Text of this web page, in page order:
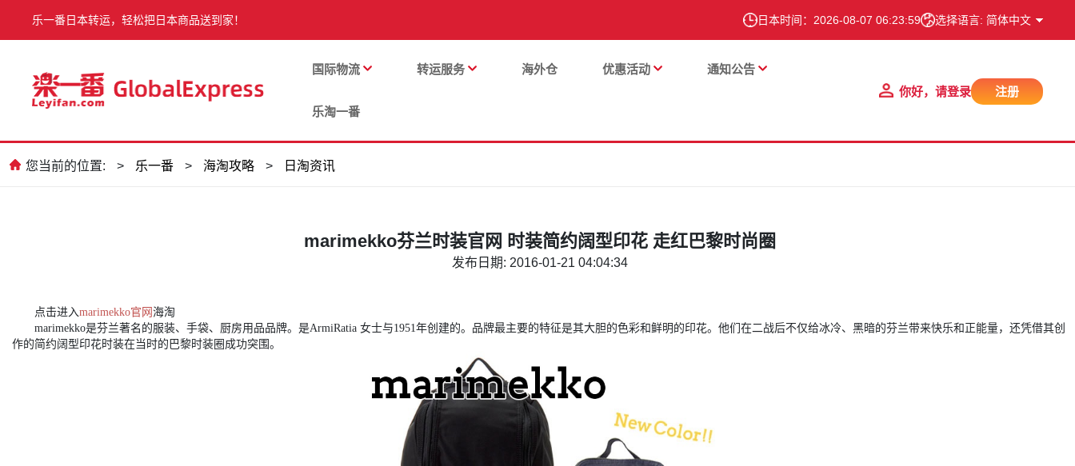
乐一番日本转运，轻松把日本商品送到家！ 日本时间： 2026-08-07 06:23:59 选择语言: 简体中文
国际物流 转运服务 海外仓 优惠活动 通知公告
乐淘一番
你好，请登录 注册
您当前的位置: > 乐一番 > 海淘攻略 > 日淘资讯
marimekko芬兰时装官网 时装简约阔型印花 走红巴黎时尚圈
发布日期: 2016-01-21 04:04:34
点击进入marimekko官网 海淘
marimekko是芬兰著名的服装、手袋、厨房用品品牌。是ArmiRatia 女士与1951年创建的。品牌最主要的特征是其大胆的色彩和鲜明的印花。他们在二战后不仅给冰冷、黑暗的芬兰带来快乐和正能量，还凭借其创
作的简约阔型印花时装在当时的巴黎时装圈成功突围。